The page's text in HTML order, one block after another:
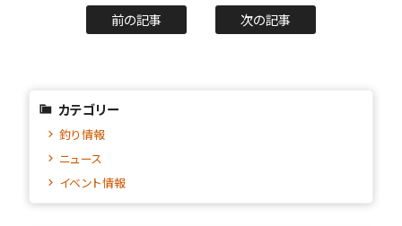
前の記事 次の記事
カテゴリー
釣り情報
ニュース
イベント情報